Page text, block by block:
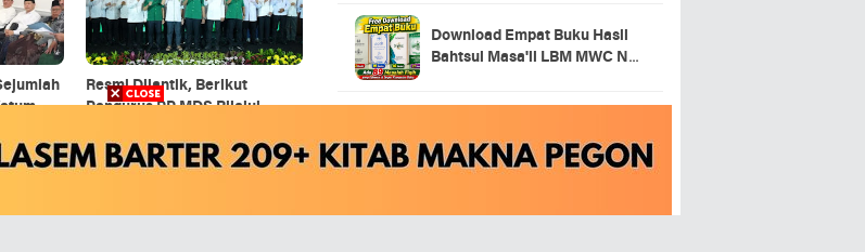
Resmi Dilantik, Berikut
Pengurus PP MDS Rijalul
Download Empat Buku Hasil
Bahtsul Masa'il LBM MWC NU